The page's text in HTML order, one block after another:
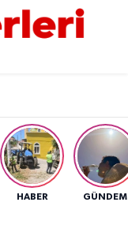
HABER GÜNDEM